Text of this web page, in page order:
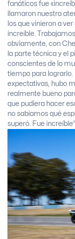
fanáticos fue
llamaron nuestra
los que vinieron a
increíble.
obviamente, con
la parte técnica y el
conscientes de lo
tiempo para
expectativas, hubo
realmente bueno
que pudiera hacer
no sabíamos qué
superó. Fue increíble”.